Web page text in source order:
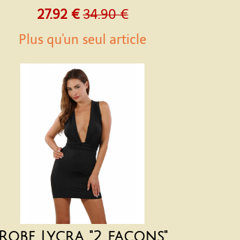
27.92 € 34.90 €
Plus qu'un seul article